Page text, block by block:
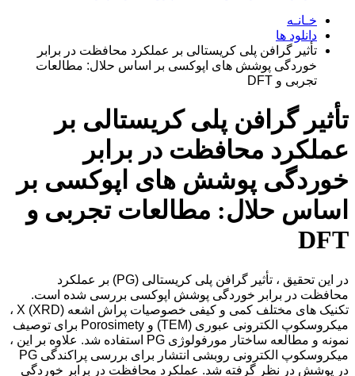
خـانـه
دانلود ها
تأثیر گرافن پلی کریستالی بر عملکرد محافظت در برابر
خوردگی پوشش های اپوکسی بر اساس حلال: مطالعات
تجربی و DFT
تأثیر گرافن پلی کریستالی بر
عملکرد محافظت در برابر
خوردگی پوشش های اپوکسی بر
اساس حلال: مطالعات تجربی و
DFT
در این تحقیق ، تأثیر گرافن پلی کریستالی (PG) بر عملکرد
محافظت در برابر خوردگی پوشش اپوکسی بررسی شده است.
تکنیک های مختلف کمی و کیفی خصوصیات پراش اشعه X (XRD) ،
میکروسکوپ الکترونی عبوری (TEM) و Porosimety برای توصیف
نمونه و مطالعه ساختار مورفولوژی PG استفاده شد. علاوه بر این ،
میکروسکوپ الکترونی روبشی انتشار برای بررسی پراکندگی PG
در پوشش در نظر گرفته شد. عملکرد محافظت در برابر خوردگی